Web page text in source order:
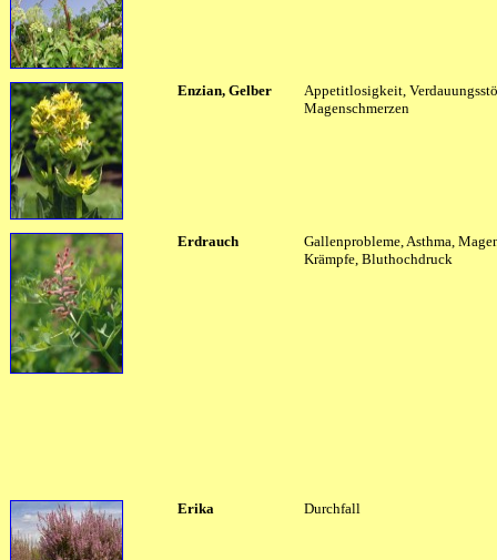
Enzian, Gelber
Appetitlosigkeit,
Magenschmerzen
Erdrauch
Gallenprobleme, Asthma,
Krämpfe, Bluthochdruck
Erika Durchfall